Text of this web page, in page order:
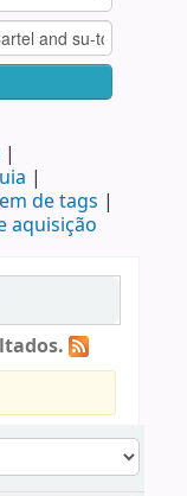
de tags
aquisição